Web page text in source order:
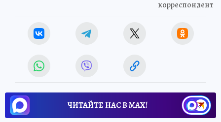
корреспондент
ЧИТАЙТЕ НАС В МАХ!